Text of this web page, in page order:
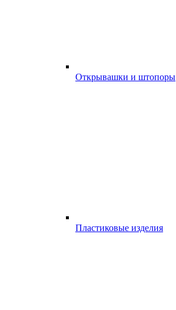
Открывашки и штопоры
Пластиковые изделия